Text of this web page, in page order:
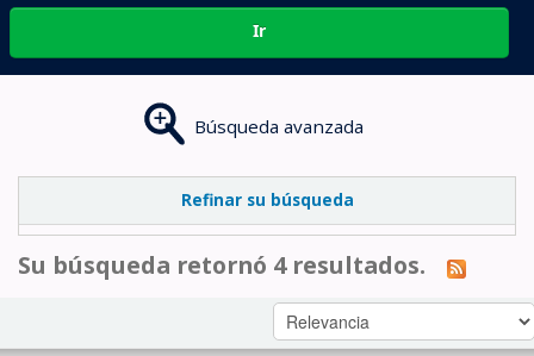
Ir
Búsqueda avanzada
Refinar su búsqueda
Su búsqueda retornó 4 resultados.